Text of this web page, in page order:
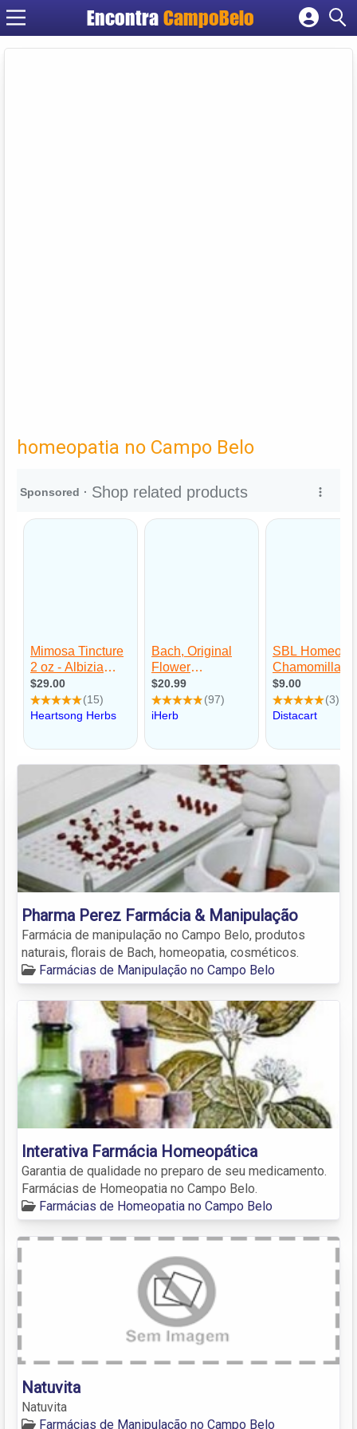
EncontraCampoBelo
Cadastrar empresa
homeopatia no Campo Belo
Pharma Perez Farmácia & Manipulação
Farmácia de manipulação no Campo Belo, produtos
naturais, florais de Bach, homeopatia, cosméticos.
Farmácias de Manipulação no Campo Belo
Interativa Farmácia Homeopática
Garantia de qualidade no preparo de seu medicamento.
Farmácias de Homeopatia no Campo Belo.
Farmácias de Homeopatia no Campo Belo
Natuvita
Natuvita
Farmácias de Manipulação no Campo Belo